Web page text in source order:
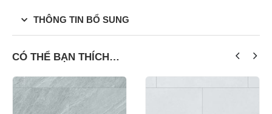
THÔNG TIN BỔ SUNG
CÓ THỂ BẠN THÍCH…